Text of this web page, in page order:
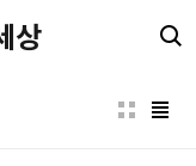
상